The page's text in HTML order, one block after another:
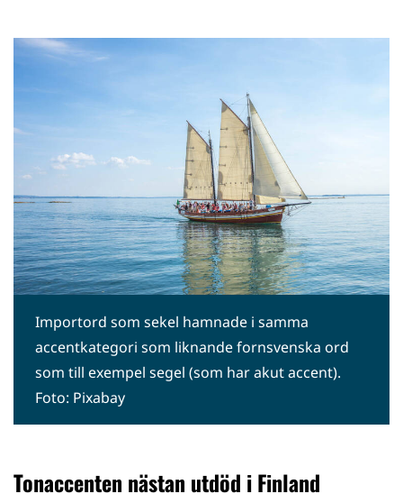
Importord som sekel hamnade i samma
accentkategori som liknande fornsvenska ord
som till exempel segel (som har akut accent).
Foto: Pixabay
Tonaccenten nästan utdöd i Finland